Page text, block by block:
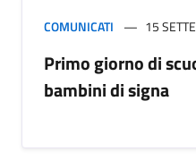
COMUNICATI 15
Primo giorno di
bambini di signa